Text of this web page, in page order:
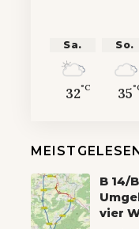
Sa.
32°C
So.
35
MEISTGELESEN
B 14/
vier